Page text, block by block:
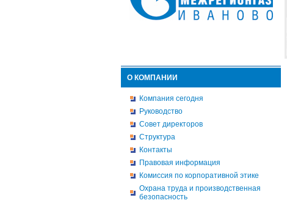
О КОМПАНИИ
Компания сегодня
Руководство
Совет директоров
Структура
Контакты
Правовая информация
Комиссия по корпоративной этике
Охрана труда и производственная
безопасность